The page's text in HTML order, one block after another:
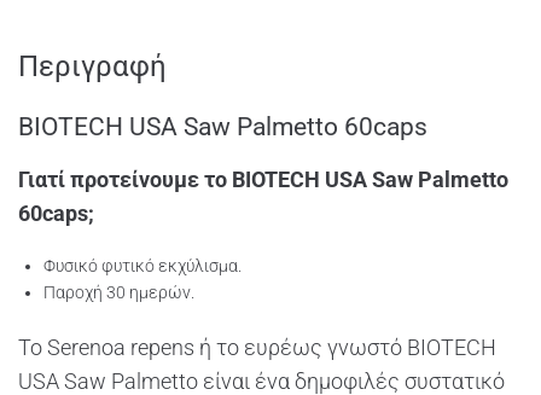
Περιγραφή
BIOTECH USA Saw Palmetto 60caps
Γιατί προτείνουμε το BIOTECH USA Saw Palmetto
60caps;
Φυσικό φυτικό εκχύλισμα.
Παροχή 30 ημερών.
Το Serenoa repens ή το ευρέως γνωστό BIOTECH
USA Saw Palmetto είναι ένα δημοφιλές συστατικό